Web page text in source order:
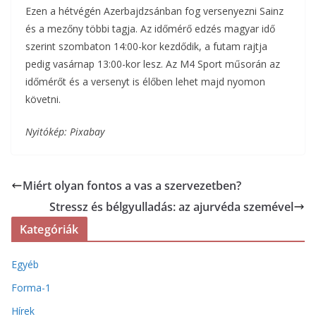
Ezen a hétvégén Azerbajdzsánban fog versenyezni Sainz
és a mezőny többi tagja. Az időmérő edzés magyar idő
szerint szombaton 14:00-kor kezdődik, a futam rajtja
pedig vasárnap 13:00-kor lesz. Az M4 Sport műsorán az
időmérőt és a versenyt is élőben lehet majd nyomon
követni.
Nyitókép: Pixabay
Miért olyan fontos a vas a szervezetben?
Stressz és bélgyulladás: az ajurvéda szemével
Kategóriák
Egyéb
Forma-1
Hírek